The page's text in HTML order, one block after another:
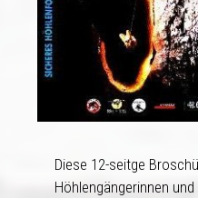
Diese 12-seitge
Höhlengängerinnen